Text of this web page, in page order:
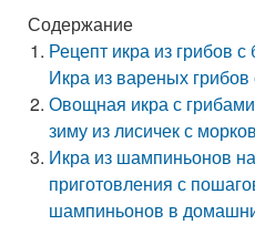
Содержание
Рецепт икра из грибов
Икра из вареных
Овощная икра с
зиму из лисичек с
Икра из шампиньонов
приготовления с
шампиньонов в